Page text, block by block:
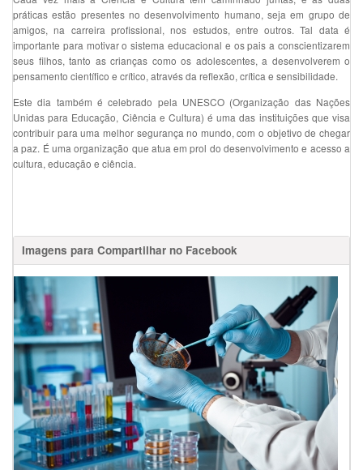
práticas estão presentes no desenvolvimento humano, seja em grupo de
amigos, na carreira profissional, nos estudos, entre outros. Tal data é
importante para motivar o sistema educacional e os pais a conscientizarem
seus filhos, tanto as crianças como os adolescentes, a desenvolverem o
pensamento científico e crítico, através da reflexão, crítica e sensibilidade.
Este dia também é celebrado pela UNESCO (Organização das Nações
Unidas para Educação, Ciência e Cultura) é uma das instituições que visa
contribuir para uma melhor segurança no mundo, com o objetivo de chegar
a paz. É uma organização que atua em prol do desenvolvimento e acesso a
cultura, educação e ciência.
Imagens para Compartilhar no Facebook